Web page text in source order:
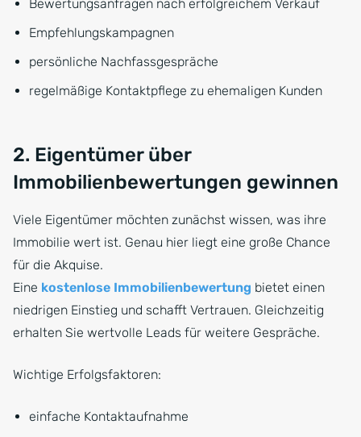
Bewertungsanfragen nach erfolgreichem Verkauf
Empfehlungskampagnen
persönliche Nachfassgespräche
regelmäßige Kontaktpflege zu ehemaligen Kunden
2. Eigentümer über
Immobilienbewertungen gewinnen
Viele Eigentümer möchten zunächst wissen, was ihre
Immobilie wert ist. Genau hier liegt eine große Chance
für die Akquise.
Eine kostenlose Immobilienbewertung bietet einen
niedrigen Einstieg und schafft Vertrauen. Gleichzeitig
erhalten Sie wertvolle Leads für weitere Gespräche.
Wichtige Erfolgsfaktoren:
einfache Kontaktaufnahme